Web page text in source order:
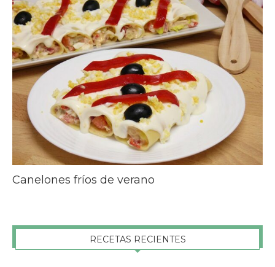
Canelones fríos de verano
RECETAS RECIENTES